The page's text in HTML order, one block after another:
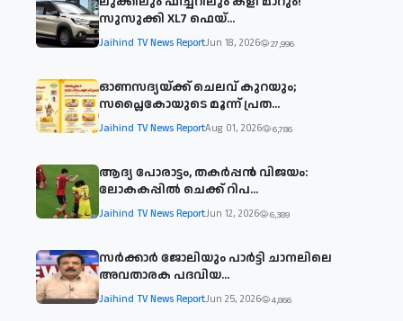
സുസുക്കി XL7 ഫെയ്‌...
Jaihind TV News ReportJun 18, 2026 27,996
ഓണസദ്യയ്ക്ക് ചെലവ് കുറയും;
സപ്ലൈകോയുടെ മൂന്ന് പ്രത...
Jaihind TV News ReportAug 01, 2026 6,786
ആദ്യ പോരാട്ടം, തകർപ്പൻ വിജയം:
ലോകകപ്പിൽ ചെക്ക് റിപ...
Jaihind TV News ReportJun 12, 2026 6,389
സര്‍ക്കാര്‍ ജോലിയും പാര്‍ട്ടി ചാനലിലെ
അവതാരക പദവിയ...
Jaihind TV News ReportJun 25, 2026 4,866